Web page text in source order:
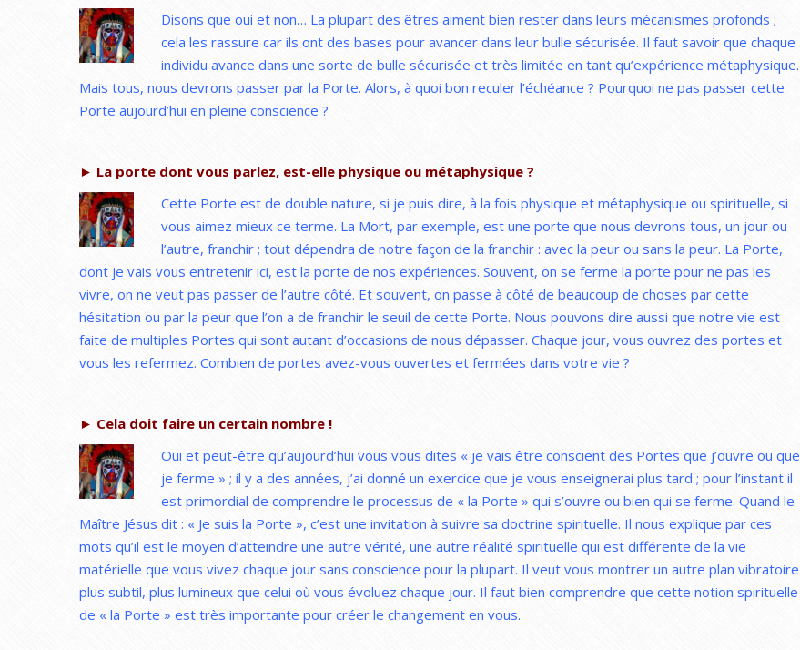
Disons que oui et non… La plupart des êtres aiment bien rester dans leurs mécanismes profonds ;
cela les rassure car ils ont des bases pour avancer dans leur bulle sécurisée. Il faut savoir que chaque
individu avance dans une sorte de bulle sécurisée et très limitée en tant qu’expérience métaphysique.
Mais tous, nous devrons passer par la Porte. Alors, à quoi bon reculer l’échéance ? Pourquoi ne pas passer cette
Porte aujourd’hui en pleine conscience ?
► La porte dont vous parlez, est-elle physique ou métaphysique ?
Cette Porte est de double nature, si je puis dire, à la fois physique et métaphysique ou spirituelle, si
vous aimez mieux ce terme. La Mort, par exemple, est une porte que nous devrons tous, un jour ou
l’autre, franchir ; tout dépendra de notre façon de la franchir : avec la peur ou sans la peur. La Porte,
dont je vais vous entretenir ici, est la porte de nos expériences. Souvent, on se ferme la porte pour ne pas les
vivre, on ne veut pas passer de l’autre côté. Et souvent, on passe à côté de beaucoup de choses par cette
hésitation ou par la peur que l’on a de franchir le seuil de cette Porte. Nous pouvons dire aussi que notre vie est
faite de multiples Portes qui sont autant d’occasions de nous dépasser. Chaque jour, vous ouvrez des portes et
vous les refermez. Combien de portes avez-vous ouvertes et fermées dans votre vie ?
► Cela doit faire un certain nombre !
Oui et peut-être qu’aujourd’hui vous vous dites « je vais être conscient des Portes que j’ouvre ou que
je ferme » ; il y a des années, j’ai donné un exercice que je vous enseignerai plus tard ; pour l’instant il
est primordial de comprendre le processus de « la Porte » qui s’ouvre ou bien qui se ferme. Quand le
Maître Jésus dit : « Je suis la Porte », c’est une invitation à suivre sa doctrine spirituelle. Il nous explique par ces
mots qu’il est le moyen d’atteindre une autre vérité, une autre réalité spirituelle qui est différente de la vie
matérielle que vous vivez chaque jour sans conscience pour la plupart. Il veut vous montrer un autre plan vibratoire
plus subtil, plus lumineux que celui où vous évoluez chaque jour. Il faut bien comprendre que cette notion spirituelle
de « la Porte » est très importante pour créer le changement en vous.